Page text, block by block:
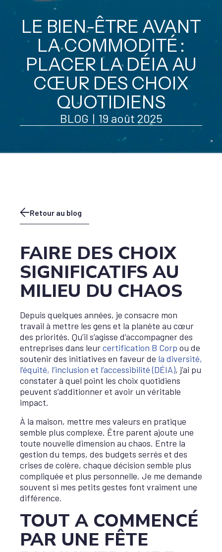
LE BIEN-ÊTRE AVANT
LA COMMODITÉ :
PLACER LA DÉIA AU
CŒUR DES CHOIX
QUOTIDIENS
BLOG | 19 août 2025
Retour au blog
FAIRE DES CHOIX
SIGNIFICATIFS AU
MILIEU DU CHAOS
Depuis quelques années, je consacre mon
travail à mettre les gens et la planète au cœur
des priorités. Qu’il s’agisse d’accompagner des
entreprises dans leurcertification B Corp ou de
soutenir des initiatives en faveur de la diversité,
l’équité, l’inclusion et l’accessibilité (DÉIA), j’ai pu
constater à quel point les choix quotidiens
peuvent s’additionner et avoir un véritable
impact.
À la maison, mettre mes valeurs en pratique
semble plus complexe. Être parent ajoute une
toute nouvelle dimension au chaos. Entre la
gestion du temps, des budgets serrés et des
crises de colère, chaque décision semble plus
compliquée et plus personnelle. Je me demande
souvent si mes petits gestes font vraiment une
différence.
TOUT A COMMENCÉ
PAR UNE FÊTE